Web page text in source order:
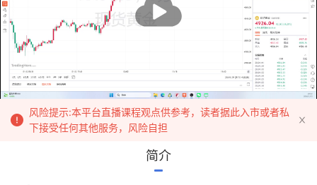
放
风险提示:本平台直播课程观点供参考，读者据此入市或者私
下接受任何其他服务，风险自担
简介